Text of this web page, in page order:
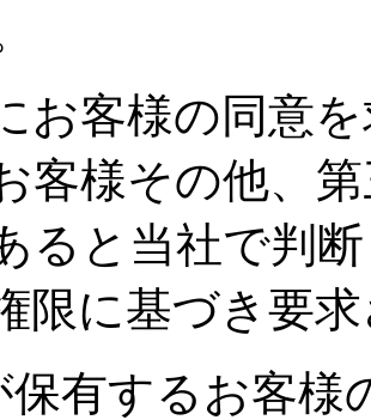
お客様の同意
客様その他、
ると当社で判
限に基づき要
保有するお客様